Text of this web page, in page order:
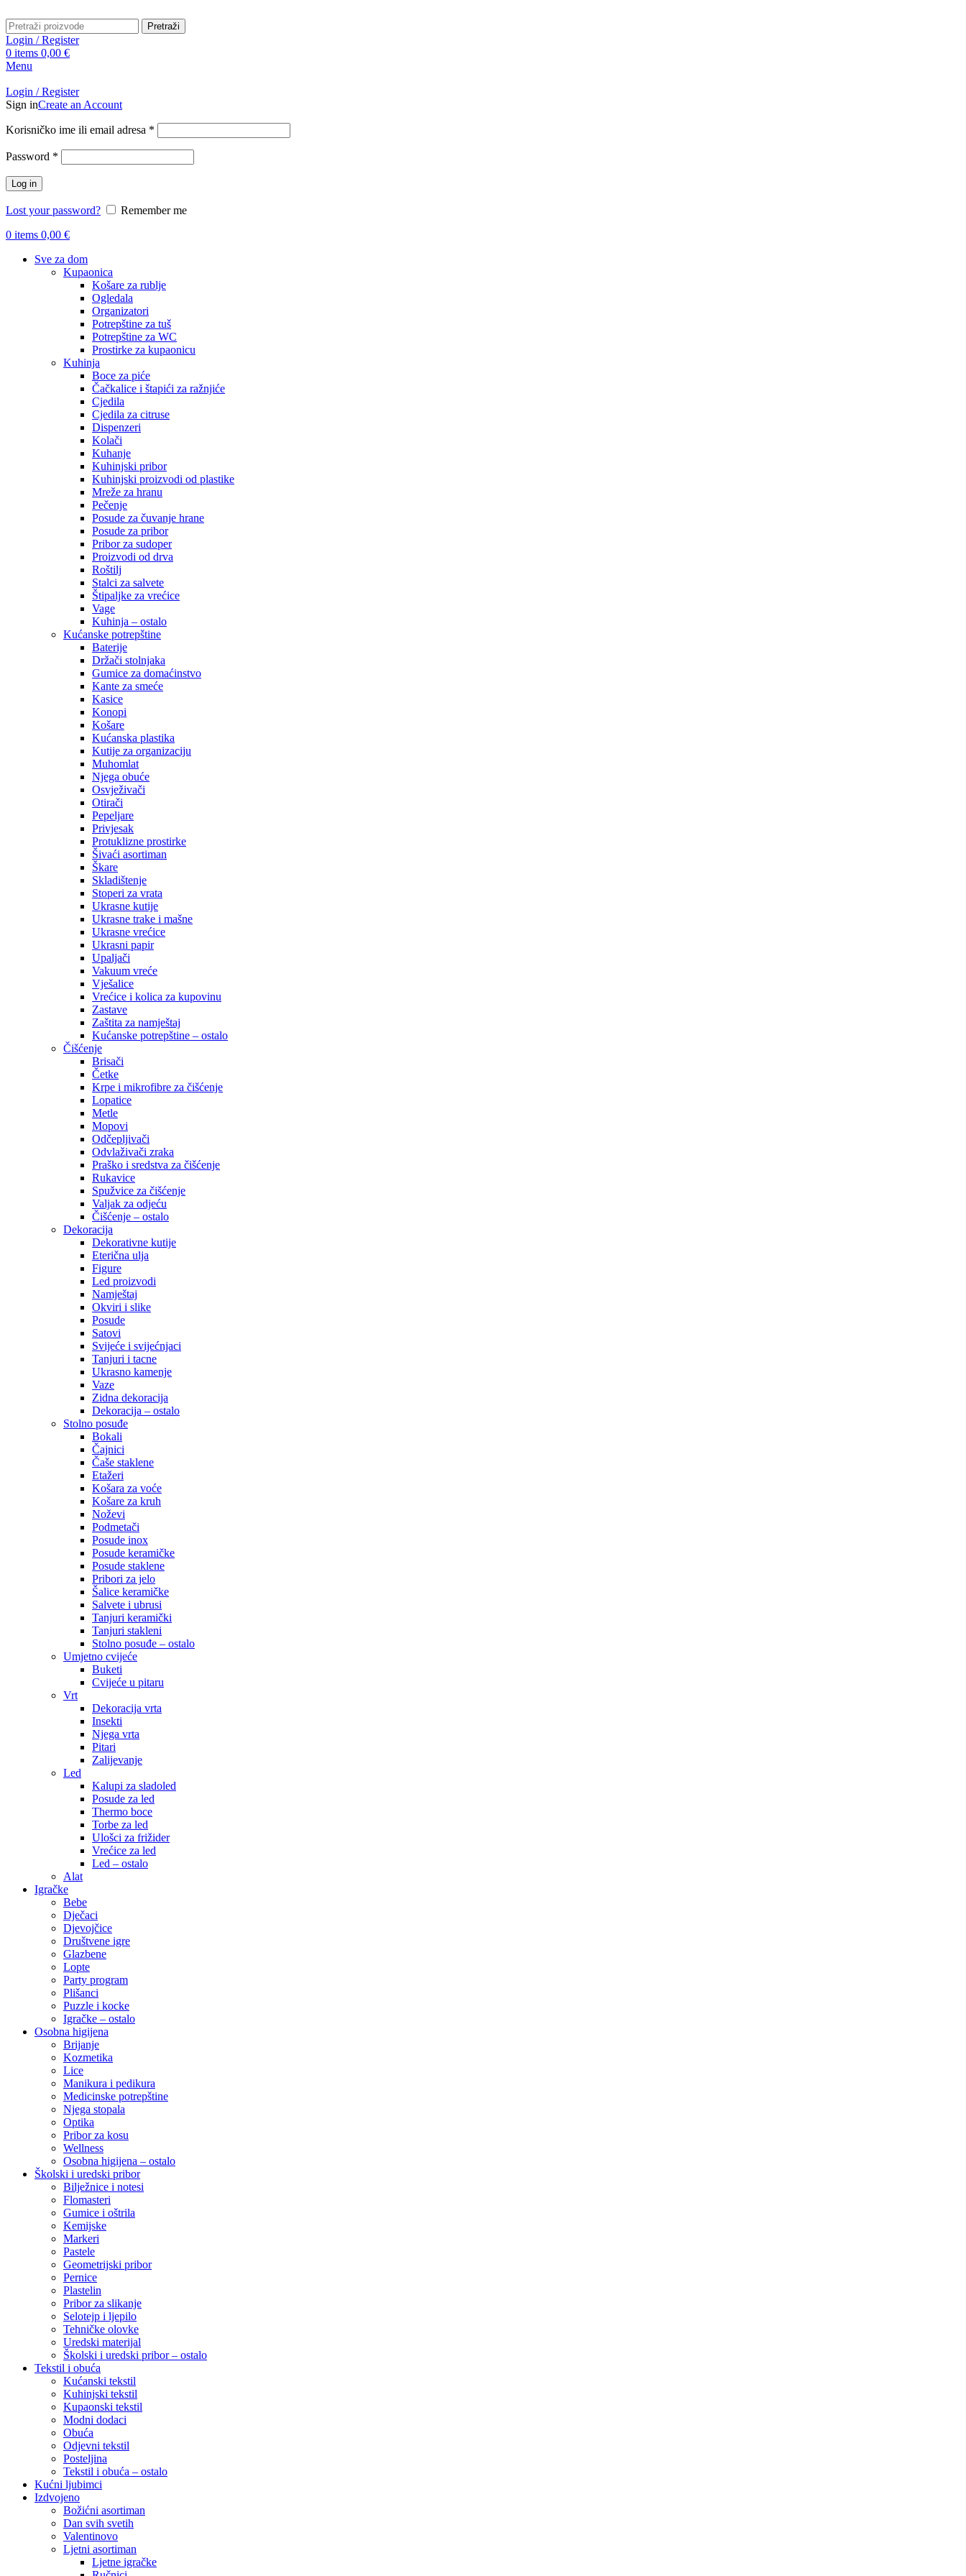
Pretraži
Login / Register
0 items 0,00 €
Menu
Login / Register
Sign inCreate an Account
Korisničko ime ili email adresa *
Password *
Log in
Lost your password?
Remember me
0 items 0,00 €
Sve za dom
Kupaonica
Košare za rublje
Ogledala
Organizatori
Potrepštine za tuš
Potrepštine za WC
Prostirke za kupaonicu
Kuhinja
Boce za piće
Čačkalice i štapići za ražnjiće
Cjedila
Cjedila za citruse
Dispenzeri
Kolači
Kuhanje
Kuhinjski pribor
Kuhinjski proizvodi od plastike
Mreže za hranu
Pečenje
Posude za čuvanje hrane
Posude za pribor
Pribor za sudoper
Proizvodi od drva
Roštilj
Stalci za salvete
Štipaljke za vrećice
Vage
Kuhinja – ostalo
Kućanske potrepštine
Baterije
Držači stolnjaka
Gumice za domaćinstvo
Kante za smeće
Kasice
Konopi
Košare
Kućanska plastika
Kutije za organizaciju
Muhomlat
Njega obuće
Osvježivači
Otirači
Pepeljare
Privjesak
Protuklizne prostirke
Šivaći asortiman
Škare
Skladištenje
Stoperi za vrata
Ukrasne kutije
Ukrasne trake i mašne
Ukrasne vrećice
Ukrasni papir
Upaljači
Vakuum vreće
Vješalice
Vrećice i kolica za kupovinu
Zastave
Zaštita za namještaj
Kućanske potrepštine – ostalo
Čišćenje
Brisači
Četke
Krpe i mikrofibre za čišćenje
Lopatice
Metle
Mopovi
Odčepljivači
Odvlaživači zraka
Praško i sredstva za čišćenje
Rukavice
Spužvice za čišćenje
Valjak za odjeću
Čišćenje – ostalo
Dekoracija
Dekorativne kutije
Eterična ulja
Figure
Led proizvodi
Namještaj
Okviri i slike
Posude
Satovi
Svijeće i svijećnjaci
Tanjuri i tacne
Ukrasno kamenje
Vaze
Zidna dekoracija
Dekoracija – ostalo
Stolno posuđe
Bokali
Čajnici
Čaše staklene
Etažeri
Košara za voće
Košare za kruh
Noževi
Podmetači
Posude inox
Posude keramičke
Posude staklene
Pribori za jelo
Šalice keramičke
Salvete i ubrusi
Tanjuri keramički
Tanjuri stakleni
Stolno posuđe – ostalo
Umjetno cvijeće
Buketi
Cvijeće u pitaru
Vrt
Dekoracija vrta
Insekti
Njega vrta
Pitari
Zalijevanje
Led
Kalupi za sladoled
Posude za led
Thermo boce
Torbe za led
Ulošci za frižider
Vrećice za led
Led – ostalo
Alat
Igračke
Bebe
Dječaci
Djevojčice
Društvene igre
Glazbene
Lopte
Party program
Plišanci
Puzzle i kocke
Igračke – ostalo
Osobna higijena
Brijanje
Kozmetika
Lice
Manikura i pedikura
Medicinske potrepštine
Njega stopala
Optika
Pribor za kosu
Wellness
Osobna higijena – ostalo
Školski i uredski pribor
Bilježnice i notesi
Flomasteri
Gumice i oštrila
Kemijske
Markeri
Pastele
Geometrijski pribor
Pernice
Plastelin
Pribor za slikanje
Selotejp i ljepilo
Tehničke olovke
Uredski materijal
Školski i uredski pribor – ostalo
Tekstil i obuća
Kućanski tekstil
Kuhinjski tekstil
Kupaonski tekstil
Modni dodaci
Obuća
Odjevni tekstil
Posteljina
Tekstil i obuća – ostalo
Kućni ljubimci
Izdvojeno
Božićni asortiman
Dan svih svetih
Valentinovo
Ljetni asortiman
Ljetne igračke